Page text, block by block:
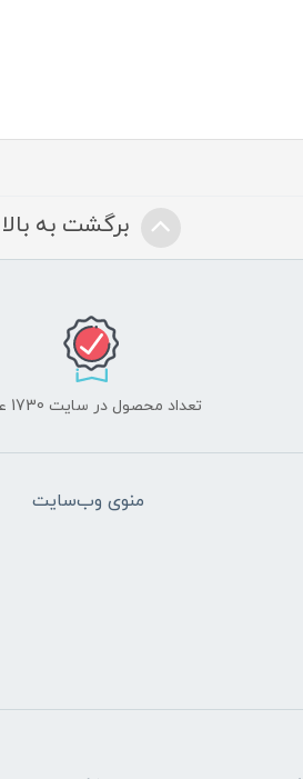
برگشت به بالا
تعداد محصول در سایت 1730 عدد
منوی وب‌سایت